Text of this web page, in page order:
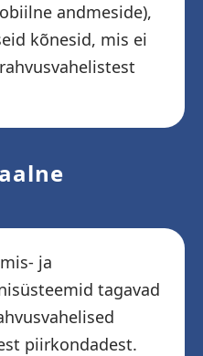
andmeside),
kõnesid, mis ei
ja
tagavad
piirkondadest.